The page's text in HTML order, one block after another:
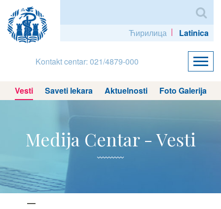
Ћирилица Latinica
Kontakt centar: 021/4879-000
Vesti Saveti lekara Aktuelnosti Foto Galerija
Medija Centar - Vesti